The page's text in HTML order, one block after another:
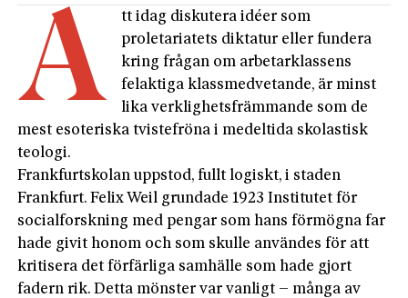
A
tt idag diskutera idéer som
proletariatets diktatur eller fundera
kring frågan om arbetarklassens
felaktiga klassmedvetande, är minst
lika verklighetsfrämmande som de
mest esoteriska tvistefröna i medeltida skolastisk
teologi.
Frankfurtskolan uppstod, fullt logiskt, i staden
Frankfurt. Felix Weil grundade 1923 Institutet för
socialforskning med pengar som hans förmögna far
hade givit honom och som skulle användes för att
kritisera det förfärliga samhälle som hade gjort
fadern rik. Detta mönster var vanligt – många av